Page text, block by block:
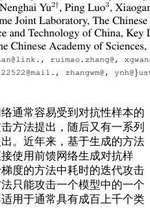
常容易受到对抗性样本的
方法提出，随后又有一系列
。近年来，基于生成的方法
使用前馈网络生成对抗样
度的方法中耗时的迭代攻击
只能攻击一个模型中的一个
用于通常具有成百上千个类